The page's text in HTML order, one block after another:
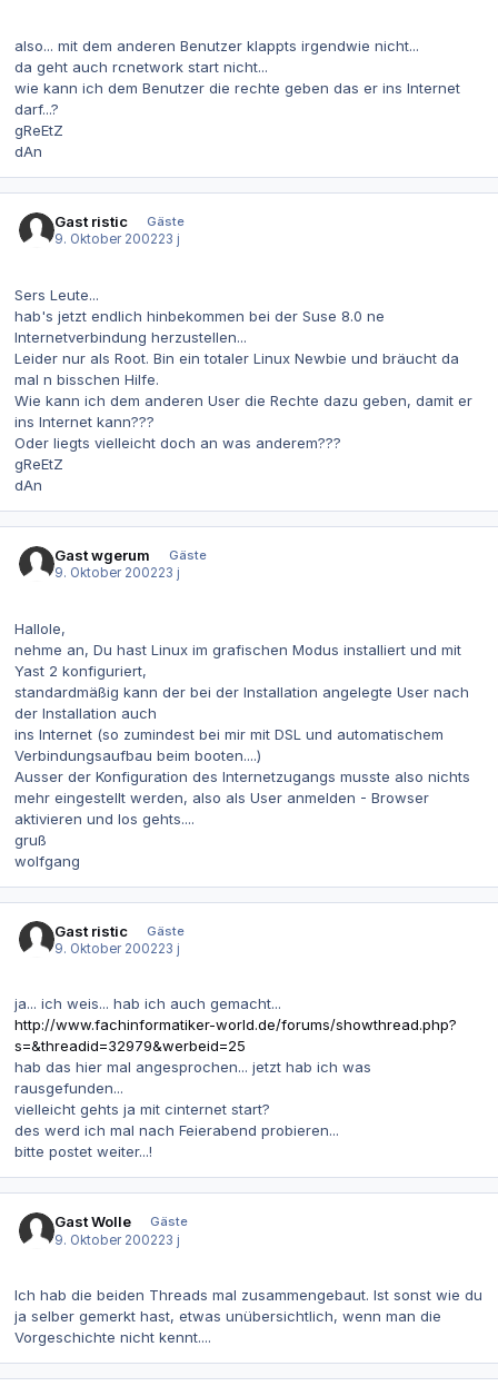
also... mit dem anderen Benutzer klappts irgendwie nicht...
da geht auch rcnetwork start nicht...
wie kann ich dem Benutzer die rechte geben das er ins Internet
darf...?
gReEtZ
dAn
Gast ristic
Gäste
9. Oktober 200223 j
Sers Leute...
hab's jetzt endlich hinbekommen bei der Suse 8.0 ne
Internetverbindung herzustellen...
Leider nur als Root. Bin ein totaler Linux Newbie und bräucht da
mal n bisschen Hilfe.
Wie kann ich dem anderen User die Rechte dazu geben, damit er
ins Internet kann???
Oder liegts vielleicht doch an was anderem???
gReEtZ
dAn
Gast wgerum
Gäste
9. Oktober 200223 j
Hallole,
nehme an, Du hast Linux im grafischen Modus installiert und mit
Yast 2 konfiguriert,
standardmäßig kann der bei der Installation angelegte User nach
der Installation auch
ins Internet (so zumindest bei mir mit DSL und automatischem
Verbindungsaufbau beim booten....)
Ausser der Konfiguration des Internetzugangs musste also nichts
mehr eingestellt werden, also als User anmelden - Browser
aktivieren und los gehts....
gruß
wolfgang
Gast ristic
Gäste
9. Oktober 200223 j
ja... ich weis... hab ich auch gemacht...
http://www.fachinformatiker-world.de/forums/showthread.php?
s=&threadid=32979&werbeid=25
hab das hier mal angesprochen... jetzt hab ich was
rausgefunden...
vielleicht gehts ja mit cinternet start?
des werd ich mal nach Feierabend probieren...
bitte postet weiter...!
Gast Wolle
Gäste
9. Oktober 200223 j
Ich hab die beiden Threads mal zusammengebaut. Ist sonst wie du
ja selber gemerkt hast, etwas unübersichtlich, wenn man die
Vorgeschichte nicht kennt....